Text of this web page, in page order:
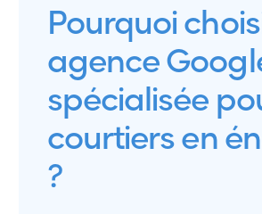
Pourquoi
agence
spécialisée
courtiers en
?